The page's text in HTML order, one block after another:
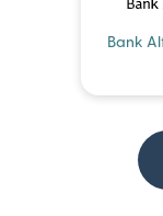
Bank